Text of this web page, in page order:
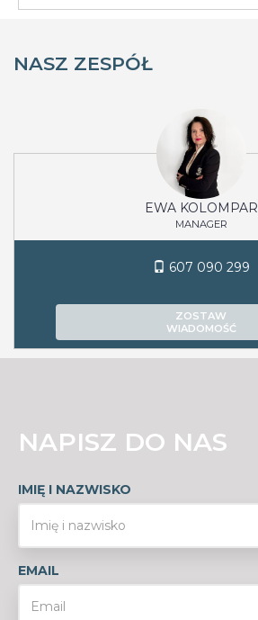
NASZ ZESPÓŁ
EWA KOLOMPAR
MANAGER
607 090 299
ZOSTAW
WIADOMOŚĆ
NAPISZ DO NAS
IMIĘ I NAZWISKO
EMAIL